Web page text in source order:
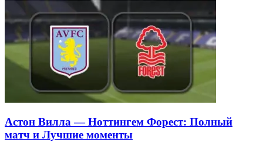
Астон Вилла — Ноттингем Форест: Полный
матч и Лучшие моменты